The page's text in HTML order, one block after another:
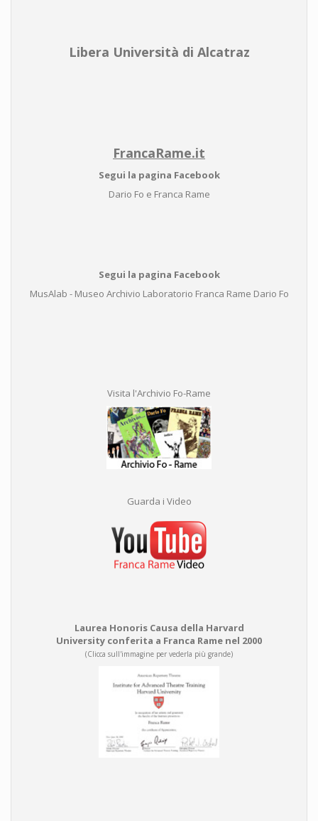
Libera Università di Alcatraz
FrancaRame.it
Segui la pagina Facebook
Dario Fo e Franca Rame
Segui la pagina Facebook
MusAlab - Museo Archivio Laboratorio Franca Rame Dario Fo
Visita l'Archivio Fo-Rame
Guarda i Video
Laurea Honoris Causa della Harvard
University conferita a Franca Rame nel 2000
(Clicca sull'immagine per vederla più grande)